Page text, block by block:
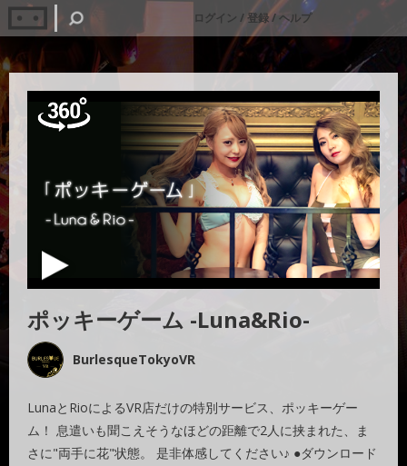
ログイン /登録/ヘルプ
ポッキーゲーム -Luna&Rio-
BurlesqueTokyoVR
LunaとRioによるVR店だけの特別サービス、ポッキーゲー
ム！ 息遣いも聞こえそうなほどの距離で2人に挟まれた、ま
さに"両手に花"状態。 是非体感してください♪ ●ダウンロード